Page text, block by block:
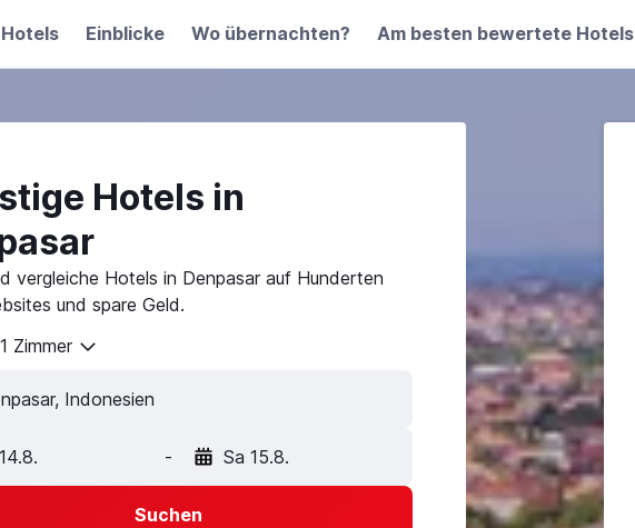
Einblicke Wo übernachten? Am besten bewertete Hotels
Hotels in
vergleiche Hotels in Denpasar auf Hunderten
und spare Geld.
Zimmer
- Sa 15.8.
Suchen